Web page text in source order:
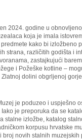
2024. godine u
koja je imala
kako bi izložbeno
strana, različitih godišta i
zastajkujući
i Požeške kotline –
dolini obgrljenoj
je poduzeo i uspješno
je preporuka da se
stalne izložbe, katalog
korpusu hrvatske
novih stalnih